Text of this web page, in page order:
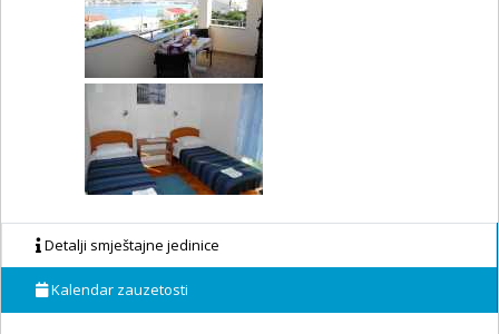
Detalji smještajne jedinice
Kalendar zauzetosti